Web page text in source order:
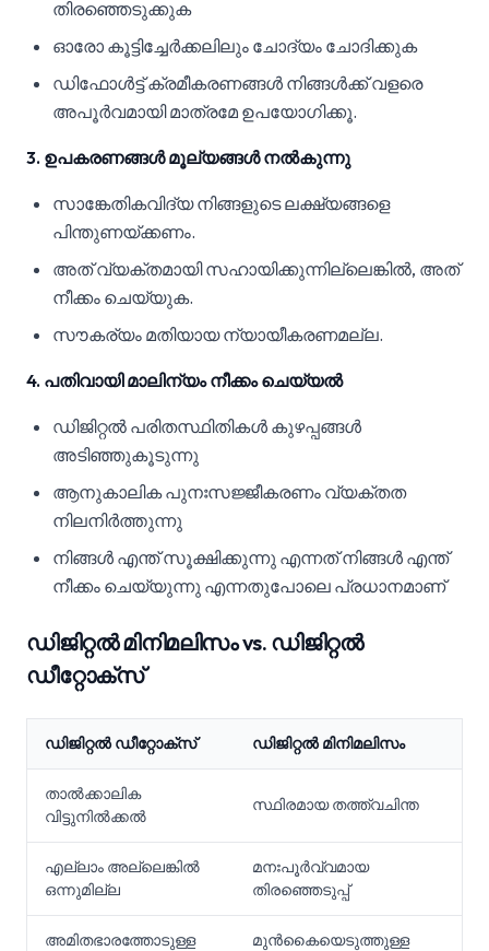
തിരഞ്ഞെടുക്കുക
ഓരോ കൂട്ടിച്ചേർക്കലിലും ചോദ്യം ചോദിക്കുക
ഡിഫോൾട്ട് ക്രമീകരണങ്ങൾ നിങ്ങൾക്ക് വളരെ
അപൂർവമായി മാത്രമേ ഉപയോഗിക്കൂ.
3. ഉപകരണങ്ങൾ മൂല്യങ്ങൾ നൽകുന്നു
സാങ്കേതികവിദ്യ നിങ്ങളുടെ ലക്ഷ്യങ്ങളെ
പിന്തുണയ്ക്കണം.
അത് വ്യക്തമായി സഹായിക്കുന്നില്ലെങ്കിൽ, അത്
നീക്കം ചെയ്യുക.
സൗകര്യം മതിയായ ന്യായീകരണമല്ല.
4. പതിവായി മാലിന്യം നീക്കം ചെയ്യൽ
ഡിജിറ്റൽ പരിതസ്ഥിതികൾ കുഴപ്പങ്ങൾ
അടിഞ്ഞുകൂടുന്നു
ആനുകാലിക പുനഃസജ്ജീകരണം വ്യക്തത
നിലനിർത്തുന്നു
നിങ്ങൾ എന്ത് സൂക്ഷിക്കുന്നു എന്നത് നിങ്ങൾ എന്ത്
നീക്കം ചെയ്യുന്നു എന്നതുപോലെ പ്രധാനമാണ്
ഡിജിറ്റൽ മിനിമലിസം vs. ഡിജിറ്റൽ
ഡീറ്റോക്സ്
ഡിജിറ്റൽ ഡീറ്റോക്സ് ഡിജിറ്റൽ മിനിമലിസം
താൽക്കാലിക
വിട്ടുനിൽക്കൽ
സ്ഥിരമായ തത്ത്വചിന്ത
എല്ലാം അല്ലെങ്കിൽ
ഒന്നുമില്ല
മനഃപൂർവ്വമായ
തിരഞ്ഞെടുപ്പ്
അമിതഭാരത്തോടുള്ള
മുൻകൈയെടുത്തുള്ള